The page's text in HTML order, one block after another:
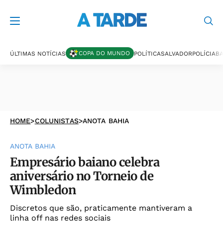
ÚLTIMAS NOTÍCIAS COPA DO MUNDO POLÍTICASALVADORPOLÍCIA
HOME>COLUNISTAS>ANOTA BAHIA
ANOTA BAHIA
Empresário baiano celebra
aniversário no Torneio de
Wimbledon
Discretos que são, praticamente mantiveram a
linha off nas redes sociais